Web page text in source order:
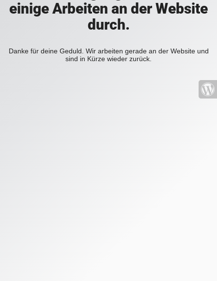
einige Arbeiten an der Website
durch.
Danke für deine Geduld. Wir arbeiten gerade an der Website und
sind in Kürze wieder zurück.